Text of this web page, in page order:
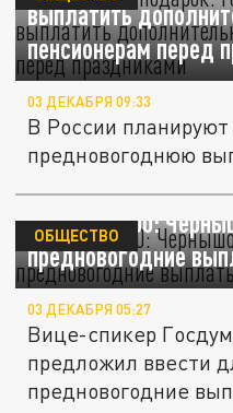
выплатить
пенсионерам перед
03 ДЕКАБРЯ 09:33
В России планируют
предновогоднюю
Всем по 5000:
предновогодние
ОБЩЕСТВО
03 ДЕКАБРЯ 05:27
Вице-спикер
предложил ввести
предновогодние